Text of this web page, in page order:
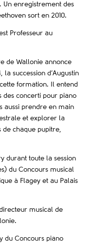
Un enregistrement des
sort en 2010.
Professeur au
de Wallonie annonce
la succession d’Augustin
formation. Il entend
des concerti pour piano
aussi prendre en main
et explorer la
de chaque pupitre,
durant toute la session
du Concours musical
à Flagey et au Palais
musical de
du Concours piano